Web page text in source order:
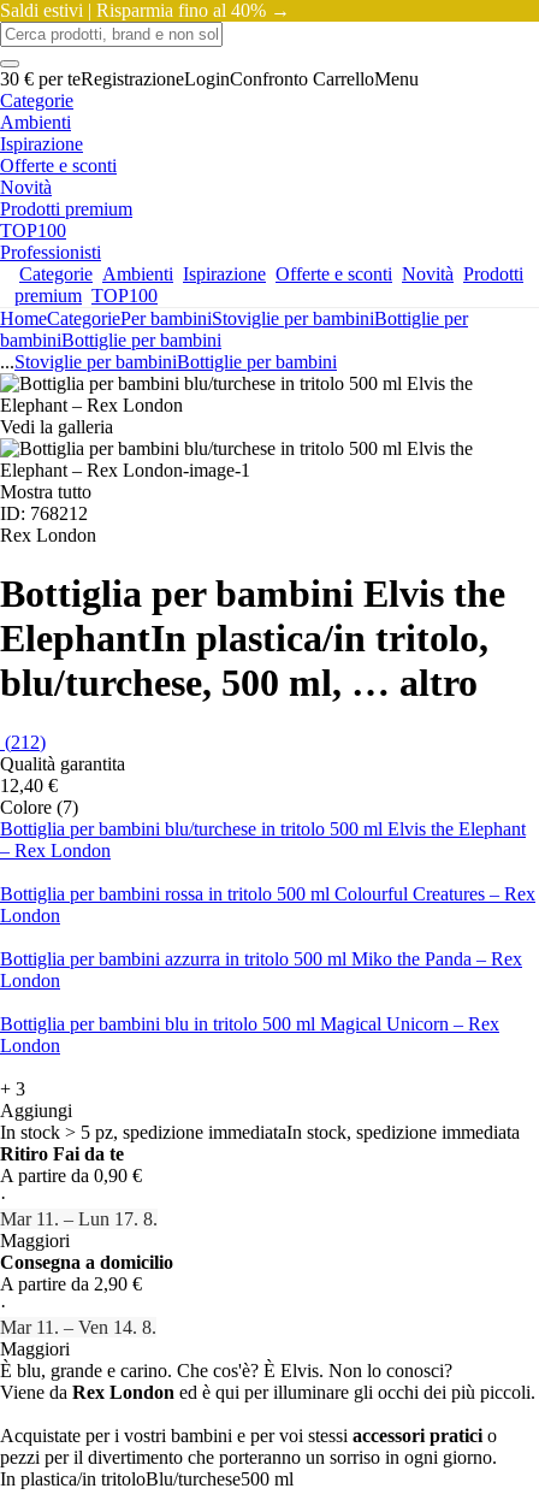
Saldi estivi | Risparmia fino al 40% →
30 € per teRegistrazioneLoginConfronto CarrelloMenu
Categorie
Ambienti
Ispirazione
Offerte e sconti
Novità
Prodotti premium
TOP100
Professionisti
Categorie Ambienti Ispirazione Offerte e sconti Novità Prodotti
premium TOP100
HomeCategoriePer bambiniStoviglie per bambiniBottiglie per
bambiniBottiglie per bambini
...Stoviglie per bambiniBottiglie per bambini
Vedi la galleria
Mostra tutto
ID: 768212
Rex London
Bottiglia per bambini Elvis the
ElephantIn plastica/in tritolo,
blu/turchese, 500 ml, … altro
(212)
Qualità garantita
12,40 €
Colore (7)
Bottiglia per bambini blu/turchese in tritolo 500 ml Elvis the Elephant
– Rex London
Bottiglia per bambini rossa in tritolo 500 ml Colourful Creatures – Rex
London
Bottiglia per bambini azzurra in tritolo 500 ml Miko the Panda – Rex
London
Bottiglia per bambini blu in tritolo 500 ml Magical Unicorn – Rex
London
+ 3
Aggiungi
In stock > 5 pz, spedizione immediataIn stock, spedizione immediata
Ritiro Fai da te
A partire da 0,90 €
·
Mar 11. – Lun 17. 8.
Maggiori
Consegna a domicilio
A partire da 2,90 €
·
Mar 11. – Ven 14. 8.
Maggiori
È blu, grande e carino. Che cos'è? È Elvis. Non lo conosci?
Viene da Rex London ed è qui per illuminare gli occhi dei più piccoli.
Acquistate per i vostri bambini e per voi stessi accessori pratici o
pezzi per il divertimento che porteranno un sorriso in ogni giorno.
In plastica/in tritoloBlu/turchese500 ml